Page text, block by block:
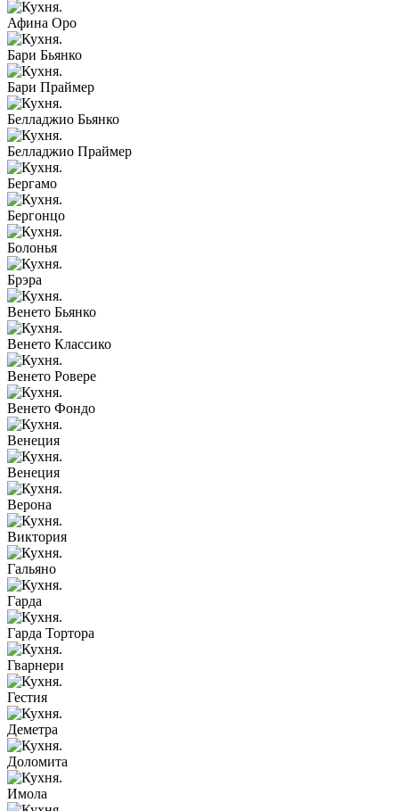
Афина Оро
Бари Бьянко
Бари Праймер
Белладжио Бьянко
Белладжио Праймер
Бергамо
Бергонцо
Болонья
Брэра
Венето Бьянко
Венето Классико
Венето Ровере
Венето Фондо
Венеция
Венеция
Верона
Виктория
Гальяно
Гарда
Гарда Тортора
Гварнери
Гестия
Деметра
Доломита
Имола